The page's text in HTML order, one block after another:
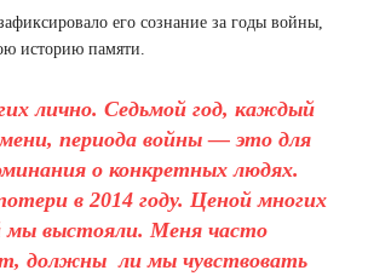
его сознание за годы войны,
историю памяти.
лично. Седьмой год, каждый
периода войны — это для
о конкретных людях.
в 2014 году. Ценой многих
мы выстояли. Меня часто
должны ли мы чувствовать